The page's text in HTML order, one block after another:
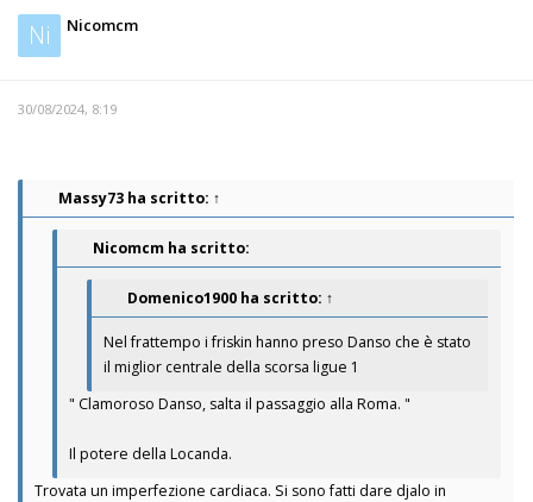
Ni Nicomcm
30/08/2024, 8:19
Massy73 ha scritto: ↑
Nicomcm ha scritto:
Domenico1900 ha scritto: ↑
Nel frattempo i friskin hanno preso Danso che è stato
il miglior centrale della scorsa ligue 1
" Clamoroso Danso, salta il passaggio alla Roma. "
Il potere della Locanda.
Trovata un imperfezione cardiaca. Si sono fatti dare djalo in